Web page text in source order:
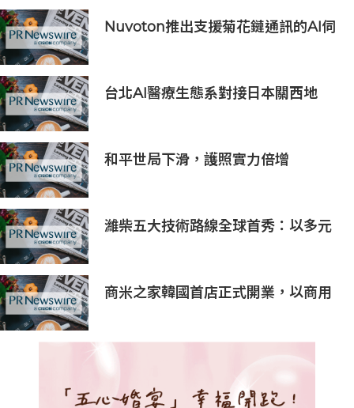
Nuvoton推出支援菊花鏈通訊的AI伺
台北AI醫療生態系對接日本關西地
和平世局下滑，護照實力倍增
濰柴五大技術路線全球首秀：以多元
商米之家韓國首店正式開業，以商用